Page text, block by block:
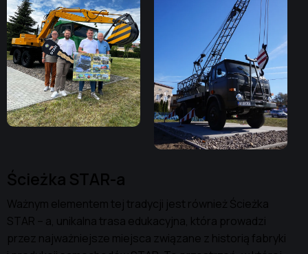
Ścieżka STAR-a
Ważnym elementem tej tradycji jest również Ścieżka
STAR – a, unikalna trasa edukacyjna, która prowadzi
przez najważniejsze miejsca związane z historią fabryki